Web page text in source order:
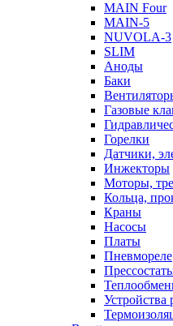
MAIN Four
MAIN-5
NUVOLA-3
SLIM
Аноды
Баки
Газовые
Горелки
Датчики,
Инжекторы
Моторы,
Кольца,
Краны
Насосы
Платы
Пневмореле
Устройства